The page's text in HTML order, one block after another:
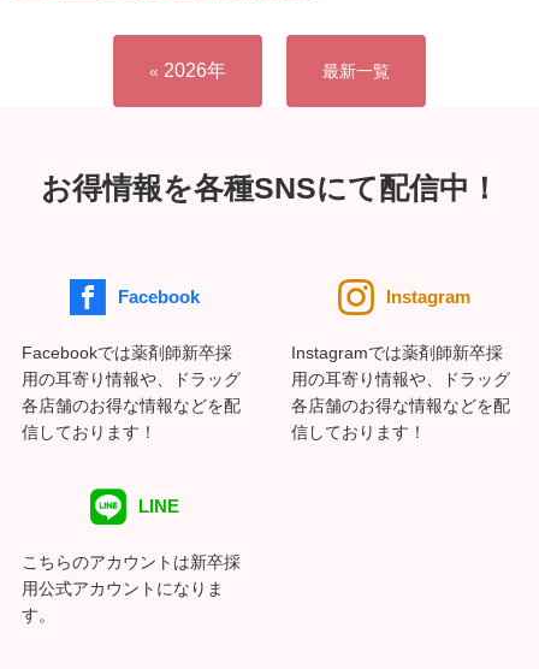
« 2026年 最新一覧
お得情報を各種SNSにて配信中！
Facebook
Facebookでは薬剤師新卒採
用の耳寄り情報や、ドラッグ
各店舗のお得な情報などを配
信しております！
Instagram
Instagramでは薬剤師新卒採
用の耳寄り情報や、ドラッグ
各店舗のお得な情報などを配
信しております！
LINE
こちらのアカウントは新卒採
用公式アカウントになりま
す。